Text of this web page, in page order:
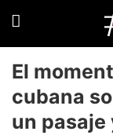
El
cubana
un pasaje